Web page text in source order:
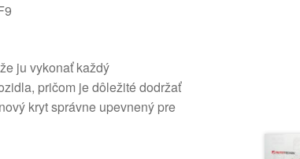
ju vykonať každý
pričom je dôležité dodržať
kryt správne upevnený pre